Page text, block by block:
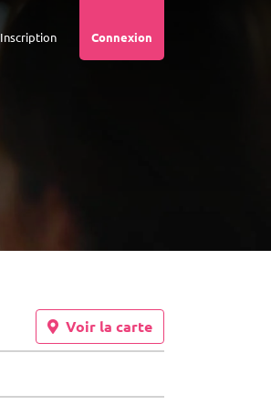
Connexion
Inscription
Voir la carte